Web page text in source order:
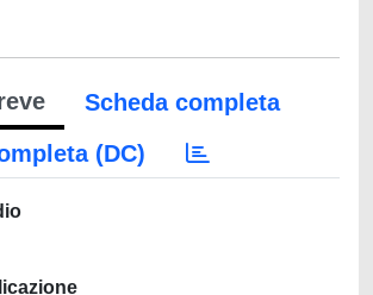
Scheda completa
(DC)